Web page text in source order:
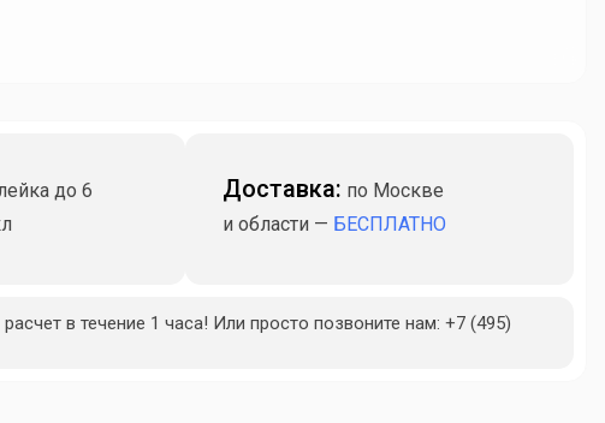
до 6
Доставка: по Москве
и области — БЕСПЛАТНО
в течение 1 часа! Или просто позвоните нам: +7 (495)